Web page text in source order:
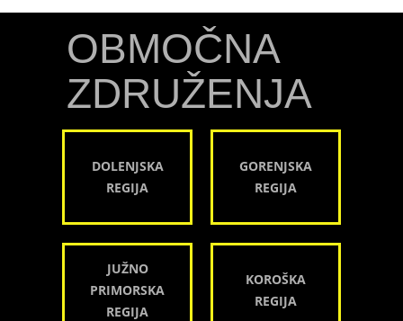
OBMOČNA
ZDRUŽENJA
DOLENJSKA
REGIJA
GORENJSKA
REGIJA
JUŽNO
PRIMORSKA
REGIJA
KOROŠKA
REGIJA